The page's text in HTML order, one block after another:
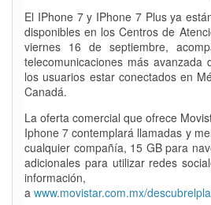
El IPhone 7 y IPhone 7 Plus ya
disponibles en los Centros de
viernes 16 de septiembre,
telecomunicaciones más
los usuarios estar conectados en
Canadá.
La oferta comercial que ofrece
Iphone 7 contemplará llamadas y
cualquier compañía, 15 GB para
adicionales para utilizar redes
a www.movistar.com.mx/